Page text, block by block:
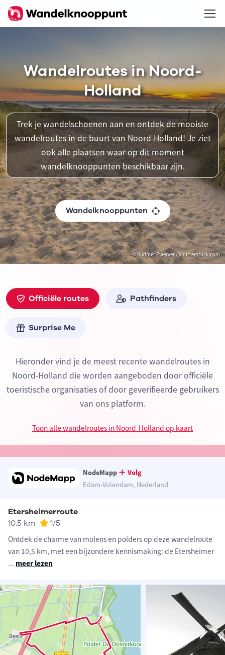
© Rudmer Zwerver / shutterstock.com
Wandelroutes in Noord-
Holland
Trek je wandelschoenen aan en ontdek de mooiste
wandelroutes in de buurt van Noord-Holland! Je ziet
ook alle plaatsen waar op dit moment
wandelknooppunten beschikbaar zijn.
Wandelknooppunten
Officiële routes Pathfinders
Surprise Me
Hieronder vind je de meest recente wandelroutes in
Noord-Holland die worden aangeboden door officiële
toeristische organisaties of door geverifieerde gebruikers
van ons platform.
Toon alle wandelroutes in Noord-Holland op kaart
NodeMapp
Volg
Edam-Volendam, Nederland
Etersheimerroute
10.5 km 1/5
Ontdek de charme van molens en polders op deze wandelroute
van 10,5 km, met een bijzondere kennismaking: de Etersheimer
... meer lezen